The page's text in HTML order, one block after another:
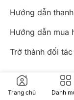
Hướng dẫn
Hướng dẫn mua
Trở thành đối
Chính sách
Chính sách đổi
Trang chủ Danh